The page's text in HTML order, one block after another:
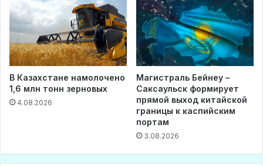
В Казахстане намолочено
1,6 млн тонн зерновых
4.08.2026
Магистраль Бейнеу –
Саксаульск формирует
прямой выход китайской
границы к каспийским
портам
3.08.2026